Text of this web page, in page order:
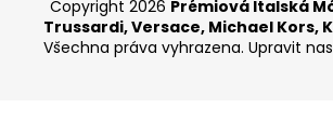
Copyright 2026 Prémiová Italská
Trussardi, Versace, Michael Kors,
Všechna práva vyhrazena. Upravit